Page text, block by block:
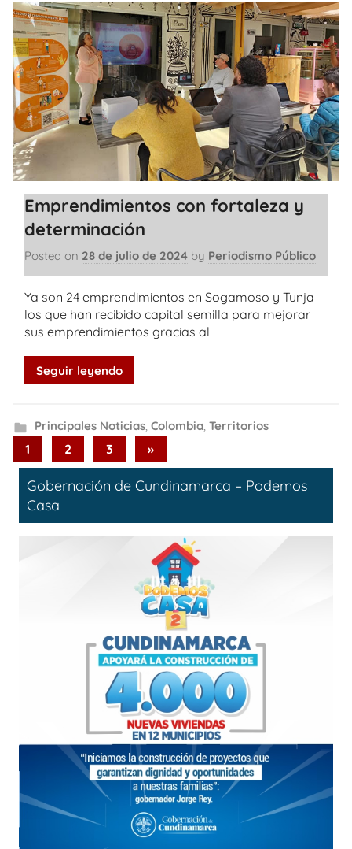
Emprendimientos con fortaleza y
determinación
Posted on 28 de julio de 2024 by Periodismo Público
Ya son 24 emprendimientos en Sogamoso y Tunja
los que han recibido capital semilla para mejorar
sus emprendimientos gracias al
Seguir leyendo
Principales Noticias, Colombia, Territorios
Paginación
de
entradas
1 2 3
Next
Posts
»
Gobernación de Cundinamarca – Podemos
Casa